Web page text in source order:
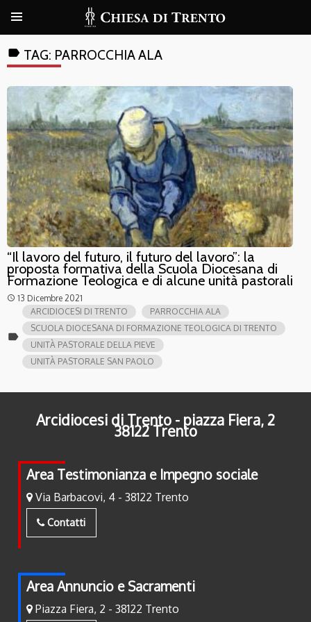
label TAG: PARROCCHIA ALA
“Il lavoro del futuro, il futuro del lavoro”: la
proposta formativa della Scuola Diocesana di
Formazione Teologica e di alcune unità pastorali
access_time 13 Dicembre 2021
label
ARCIDIOCESI DI TRENTO
PARROCCHIA ALA
SCUOLA DIOCESANA DI FORMAZIONE TEOLOGICA DI TRENTO
UNITÀ PASTORALE DELLA PIEVE
UNITÀ PASTORALE SAN PAOLO
Arcidiocesi di Trento - piazza Fiera, 2
38122 Trento
Area Testimonianza e Impegno sociale
Via Barbacovi, 4 - 38122 Trento
Contatti
Area Annuncio e Sacramenti
Piazza Fiera, 2 - 38122 Trento